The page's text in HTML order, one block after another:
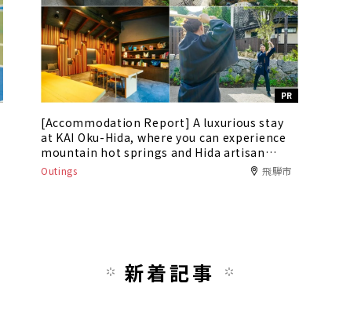
PR
[Accommodation Report] A luxurious stay
at KAI Oku-Hida, where you can experience
mountain hot springs and Hida artisan
culture
Outings 飛騨市
新着記事